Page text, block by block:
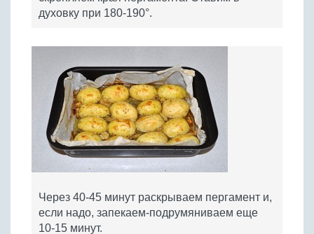
духовку при 180-190°.
Через 40-45 минут раскрываем пергамент и,
если надо, запекаем-подрумяниваем еще
10-15 минут.